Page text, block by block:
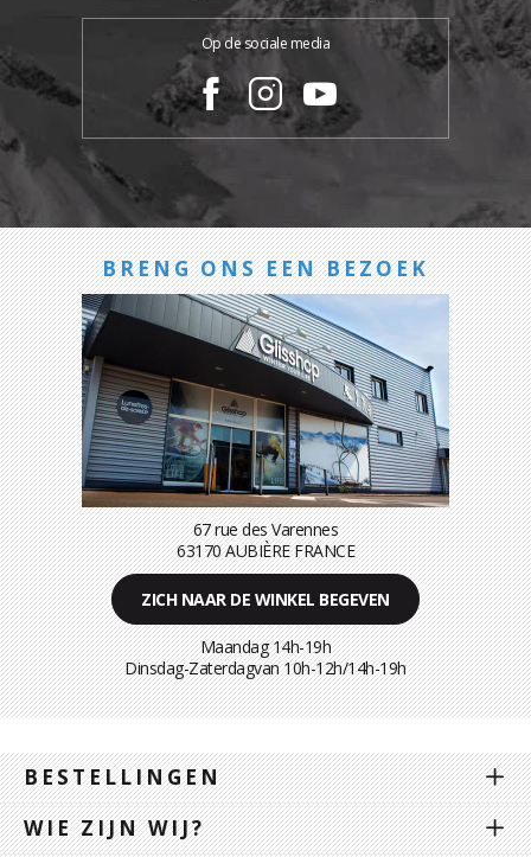
Op de sociale media
BRENG ONS EEN BEZOEK
67 rue des Varennes
63170 AUBIÈRE FRANCE
ZICH NAAR DE WINKEL BEGEVEN
Maandag 14h-19h
Dinsdag-Zaterdagvan 10h-12h/14h-19h
BESTELLINGEN
WIE ZIJN WIJ?